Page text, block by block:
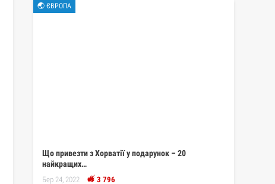
🌏 ЄВРОПА
Що привезти з Хорватії у подарунок – 20
найкращих…
Бер 24, 2022 3 796